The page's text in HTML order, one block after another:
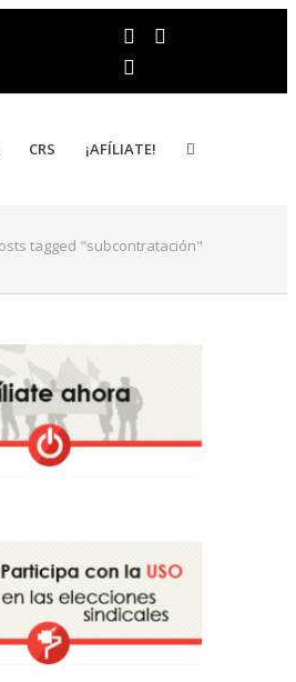
CRS ¡AFÍLIATE!
tagged "subcontratación"